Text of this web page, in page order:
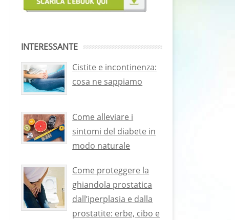
INTERESSANTE
Cistite e incontinenza:
cosa ne sappiamo
Come alleviare i
sintomi del diabete in
modo naturale
Come proteggere la
ghiandola prostatica
dall’iperplasia e dalla
prostatite: erbe, cibo e